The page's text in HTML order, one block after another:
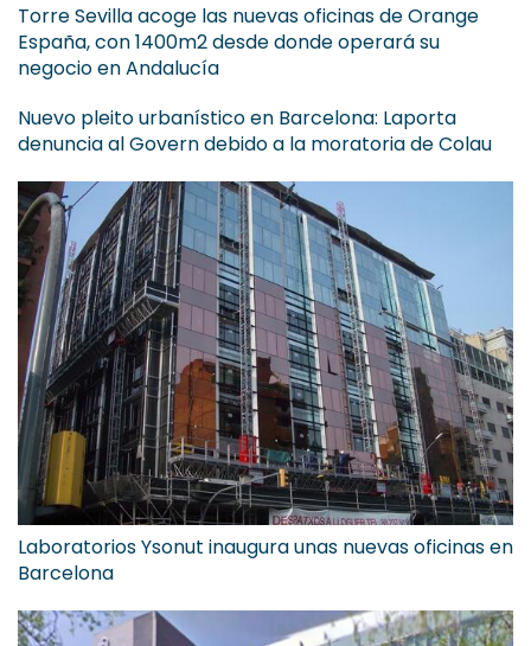
Torre Sevilla acoge las nuevas oficinas de Orange
España, con 1400m2 desde donde operará su
negocio en Andalucía
Nuevo pleito urbanístico en Barcelona: Laporta
denuncia al Govern debido a la moratoria de Colau
Laboratorios Ysonut inaugura unas nuevas oficinas en
Barcelona